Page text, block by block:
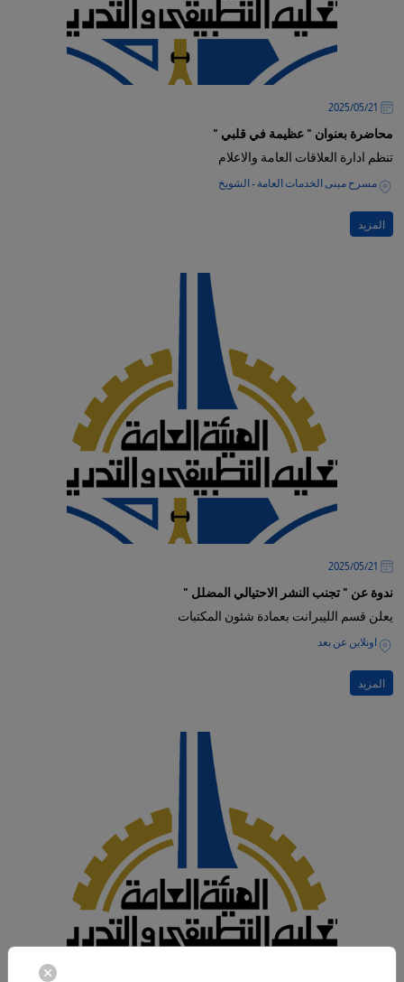
21‏/05‏/2025
محاضرة بعنوان " عظيمة في قلبي "
تنظم ادارة العلاقات العامة والاعلام
مسرح مبنى الخدمات العامة - الشويخ
المزيد
21‏/05‏/2025
ندوة عن " تجنب النشر الاحتيالي المضلل "
يعلن قسم الليبرانت بعمادة شئون المكتبات
اونلاين عن بعد
المزيد